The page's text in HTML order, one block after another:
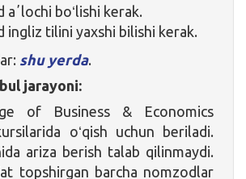
aʼlochi boʻlishi kerak.
ingliz tilini yaxshi bilishi kerak.
shu yerda.
jarayoni:
of Business & Economics
oʻqish uchun beriladi.
ariza berish talab qilinmaydi.
topshirgan barcha nomzodlar